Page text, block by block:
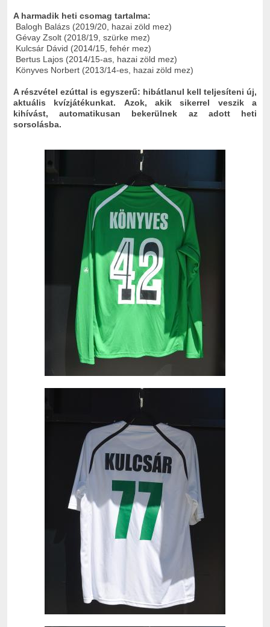
A harmadik heti csomag tartalma:
Balogh Balázs (2019/20, hazai zöld mez)
Gévay Zsolt (2018/19, szürke mez)
Kulcsár Dávid (2014/15, fehér mez)
Bertus Lajos (2014/15-as, hazai zöld mez)
Könyves Norbert (2013/14-es, hazai zöld mez)
A részvétel ezúttal is egyszerű: hibátlanul kell teljesíteni új,
aktuális kvízjátékunkat.
Azok, akik sikerrel veszik a
kihívást, automatikusan bekerülnek az adott heti
sorsolásba.